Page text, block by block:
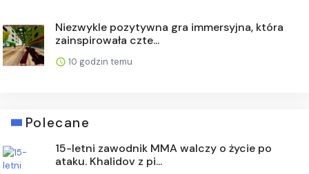
Niezwykle pozytywna gra immersyjna, która
zainspirowała czte...
10 godzin temu
Polecane
15-letni zawodnik MMA walczy o życie po
ataku. Khalidov z pi...